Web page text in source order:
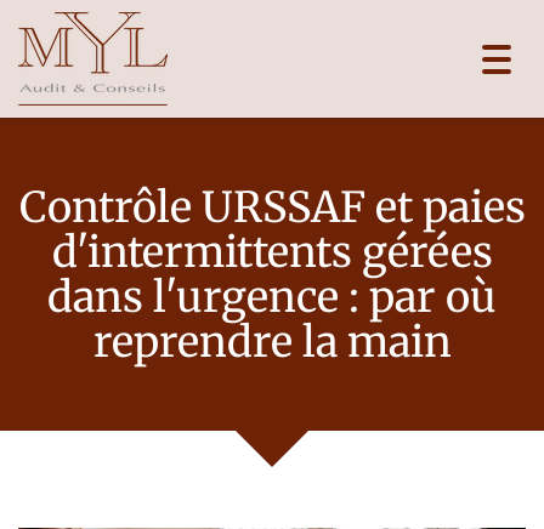
Contrôle URSSAF et paies
d'intermittents gérées
dans l'urgence : par où
reprendre la main